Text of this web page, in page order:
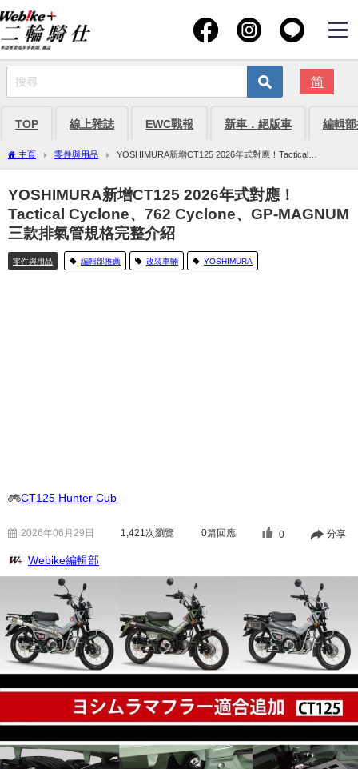
简
TOP 線上雜誌 EWC戰報 新車．絕版車 編輯
主頁 零件與用品
YOSHIMURA新增CT125 2026年式對應！Tactical
Cyclone、762 Cyclone、GP-MAGNUM三款排氣管規格完整介紹
YOSHIMURA新增CT125 2026年式對應！
Tactical Cyclone、762 Cyclone、GP-MAGNUM
三款排氣管規格完整介紹
零件與用品 編輯部推薦 改裝車輛 YOSHIMURA
CT125 Hunter Cub
2026年06月29日 1,421 次瀏覽 0篇回應 0 分享
Webike編輯部